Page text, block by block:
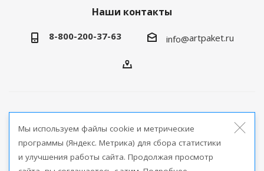
Наши контакты
8-800-200-37-63 info@artpaket.ru
продукции
Версия для печати
Мы используем файлы cookie и метрические
программы (Яндекс. Метрика) для сбора статистики
и улучшения работы сайта. Продолжая просмотр